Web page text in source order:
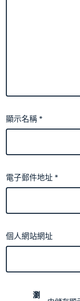
顯示名稱*
電子郵件地址*
個人網站網址
瀏